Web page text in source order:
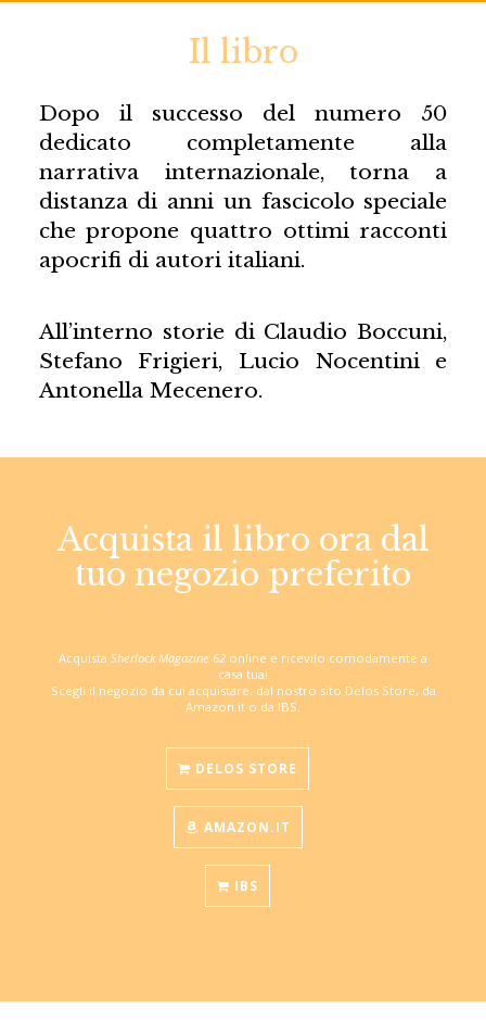
Il libro
Dopo il successo del numero 50
dedicato completamente alla
narrativa internazionale, torna a
distanza di anni un fascicolo speciale
che propone quattro ottimi racconti
apocrifi di autori italiani.
All’interno storie di Claudio Boccuni,
Stefano Frigieri, Lucio Nocentini e
Antonella Mecenero.
Acquista il libro ora dal
tuo negozio preferito
Acquista Sherlock Magazine 62 online e ricevilo comodamente a
casa tua!
Scegli il negozio da cui acquistare: dal nostro sito Delos Store, da
Amazon.it o da IBS.
DELOS STORE
AMAZON.IT
IBS